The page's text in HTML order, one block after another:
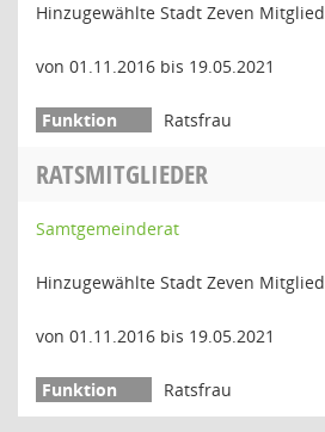
Hinzugewählte Stadt Zeven Mitglied
von 01.11.2016 bis 19.05.2021
Ratsfrau
RATSMITGLIEDER
Samtgemeinderat
Hinzugewählte Stadt Zeven Mitglied
von 01.11.2016 bis 19.05.2021
Ratsfrau